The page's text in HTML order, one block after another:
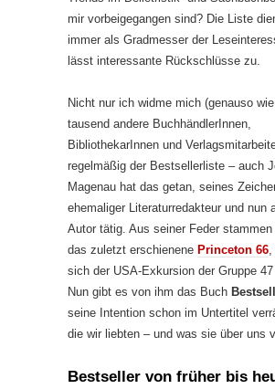
mir vorbeigegangen sind? Die Liste
immer als Gradmesser der
lässt interessante Rückschlüsse zu.
Nicht nur ich widme mich (genauso
tausend andere BuchhändlerInnen,
BibliothekarInnen und
regelmäßig der Bestsellerliste – auch
Magenau hat das getan, seines
ehemaliger Literaturredakteur und nun
Autor tätig. Aus seiner Feder
das zuletzt erschienene Princeton 66
sich der USA-Exkursion der Gruppe 47
Nun gibt es von ihm das Buch
seine Intention schon im Untertitel
die wir liebten – und was sie über uns
Bestseller von früher bis